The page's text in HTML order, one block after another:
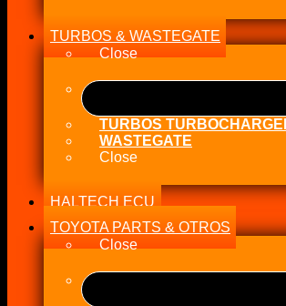
TURBOS & WASTEGATE
Close
TURBOS
WASTEGATE
Close
HALTECH ECU
TOYOTA PARTS & OTROS
Close